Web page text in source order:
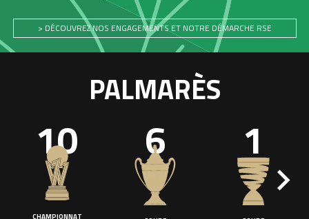
> DÉCOUVREZ NOS ENGAGEMENTS ET NOTRE DÉMARCHE RSE
PALMARÈS
10
CHAMPIONNAT
6 1